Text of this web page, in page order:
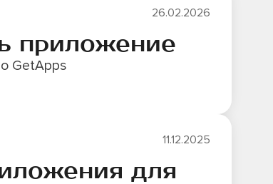
26.02.2026
приложение
GetApps
11.12.2025
для